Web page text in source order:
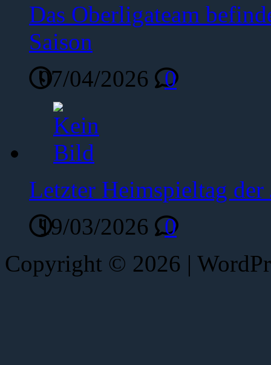
Das Oberligateam
Saison
07/04/2026
0
Letzter Heimspieltag der
19/03/2026
0
Copyright © 2026 |